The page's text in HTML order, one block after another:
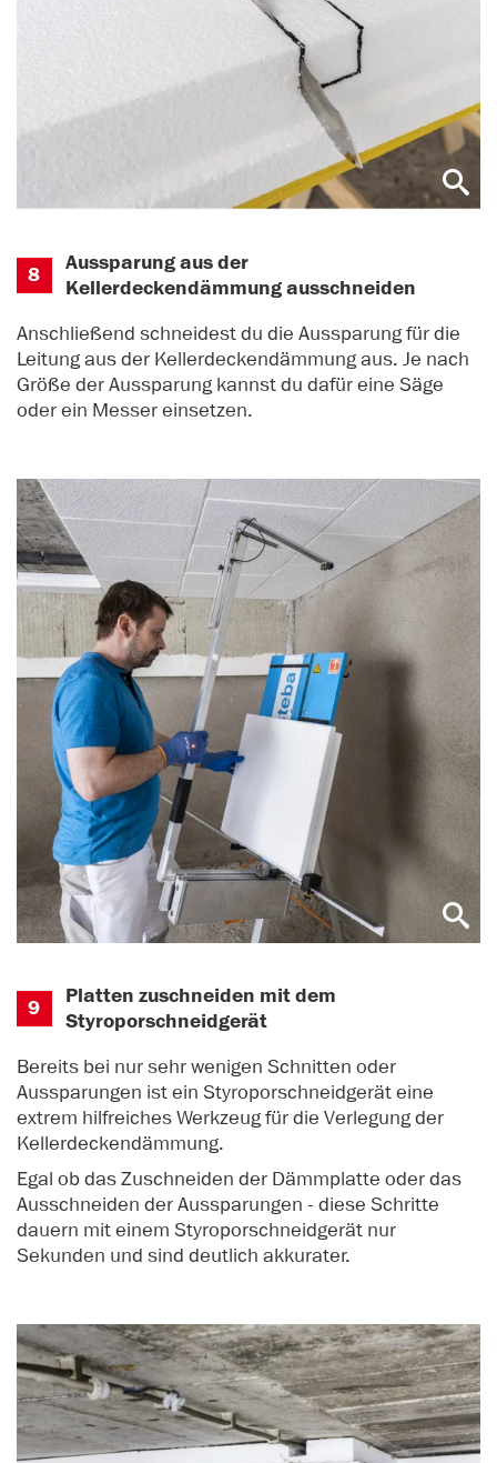
8
Aussparung aus der
Kellerdeckendämmung ausschneiden
Anschließend schneidest du die Aussparung für die
Leitung aus der Kellerdeckendämmung aus. Je nach
Größe der Aussparung kannst du dafür eine Säge
oder ein Messer einsetzen.
9
Platten zuschneiden mit dem
Styroporschneidgerät
Bereits bei nur sehr wenigen Schnitten oder
Aussparungen ist ein Styroporschneidgerät eine
extrem hilfreiches Werkzeug für die Verlegung der
Kellerdeckendämmung.
Egal ob das Zuschneiden der Dämmplatte oder das
Ausschneiden der Aussparungen - diese Schritte
dauern mit einem Styroporschneidgerät nur
Sekunden und sind deutlich akkurater.